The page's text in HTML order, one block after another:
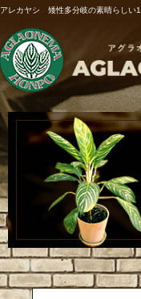
アレカヤシ 矮性多分岐の素晴らしい